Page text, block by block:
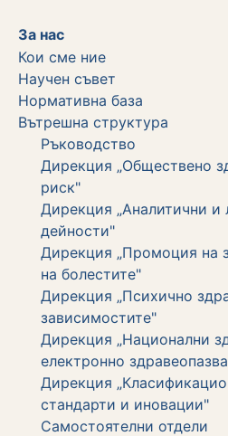
За нас
Кои сме ние
Научен съвет
Нормативна база
Вътрешна структура
Ръководство
Дирекция „Обществено
риск"
Дирекция „Аналитични и
дейности"
Дирекция „Промоция на
на болестите"
Дирекция „Психично
зависимостите"
Дирекция „Национални
електронно
Дирекция
стандарти и иновации"
Самостоятелни отдели